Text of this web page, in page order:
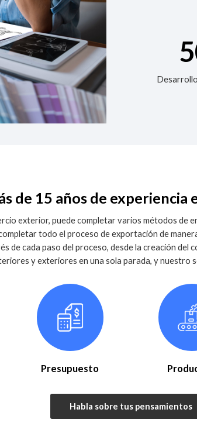
de 15 años de experiencia
exterior, puede completar varios métodos de
todo el proceso de exportación de
de cada paso del proceso, desde la creación
y exteriores en una sola parada, y
Presupuesto
Habla sobre tus pensamientos